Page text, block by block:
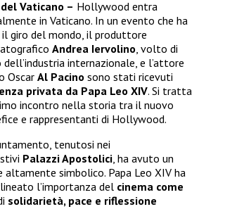
Vaticano – Hollywood entra
in Vaticano. In un evento che ha
giro del mondo, il produttore
Andrea Iervolino, volto di
dell’industria internazionale, e l’attore
OscarAl Pacino sono stati ricevuti
privata da Papa Leo XIV. Si tratta
incontro nella storia tra il nuovo
e rappresentanti di Hollywood.
tenutosi nei
Palazzi Apostolici, ha avuto un
altamente simbolico. Papa Leo XIV ha
l’importanza del cinema come
solidarietà, pace e riflessione